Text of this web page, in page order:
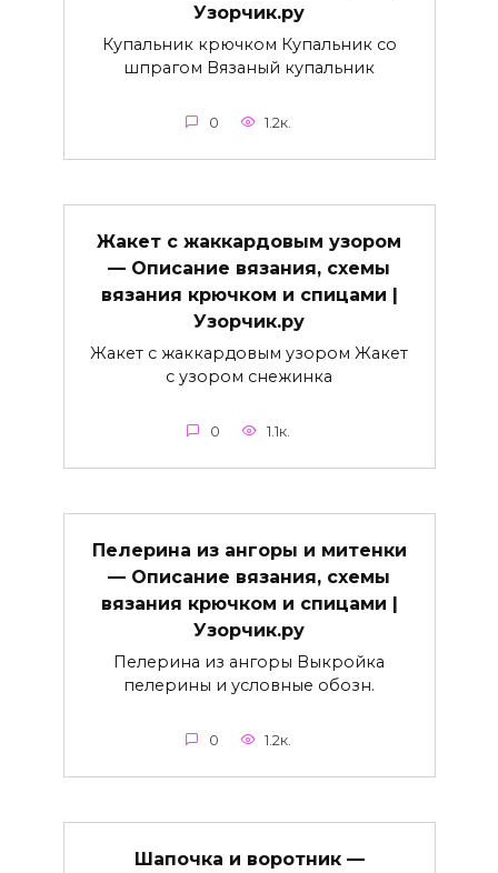
Узорчик.ру
Купальник крючком Купальник со
шпрагом Вязаный купальник
0 1.2к.
Жакет с жаккардовым узором
— Описание вязания, схемы
вязания крючком и спицами |
Узорчик.ру
Жакет с жаккардовым узором Жакет
с узором снежинка
0 1.1к.
Пелерина из ангоры и митенки
— Описание вязания, схемы
вязания крючком и спицами |
Узорчик.ру
Пелерина из ангоры Выкройка
пелерины и условные обозн.
0 1.2к.
Шапочка и воротник —